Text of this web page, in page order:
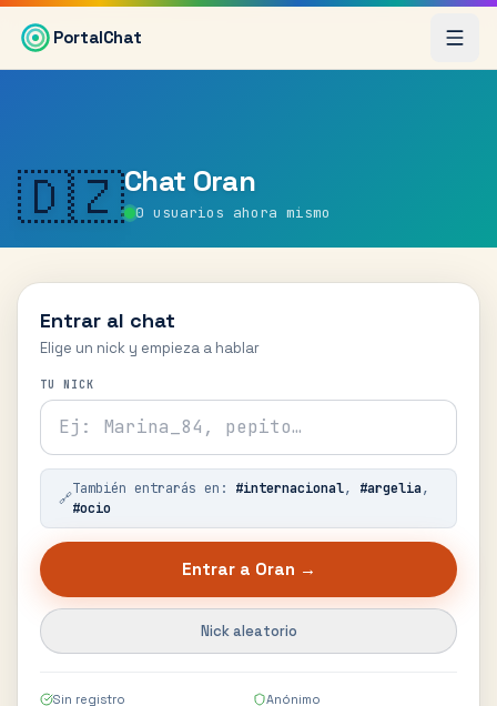
Saltar al contenido principal
PortalChat
🇩🇿Chat Oran
0 usuarios ahora mismo
Entrar al chat
Elige un nick y empieza a hablar
TU NICK
🔗
También entrarás en: #internacional, #argelia,
#ocio
Entrar a Oran →
Nick aleatorio
Sin registro
Anónimo